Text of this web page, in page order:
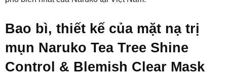
Bao bì, thiết kế của mặt nạ trị
mụn Naruko Tea Tree Shine
Control & Blemish Clear Mask